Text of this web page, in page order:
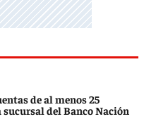
de al menos 25
sucursal del Banco Nación